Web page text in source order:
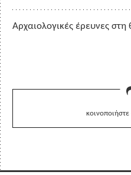
Αρχαιολογικές έρευνες